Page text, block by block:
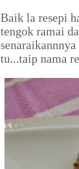
Baik la resepi
tengok ramai
tu...taip nama